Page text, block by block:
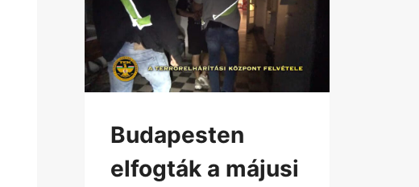
Budapesten
elfogták a májusi